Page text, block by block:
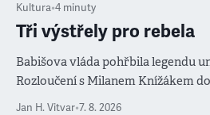
Kultura•4 minuty
Tři výstřely pro rebela
Babišova vláda pohřbila legendu
Rozloučení s Milanem Knížákem
salvy i kritika pokrokářů
Jan H. Vitvar•7. 8. 2026